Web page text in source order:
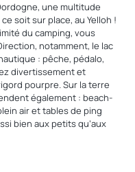
une multitude
soit sur place, au Yelloh !
du camping, vous
notamment, le lac
: pêche, pédalo,
divertissement et
pourpre. Sur la terre
également : beach-
air et tables de ping
bien aux petits qu’aux